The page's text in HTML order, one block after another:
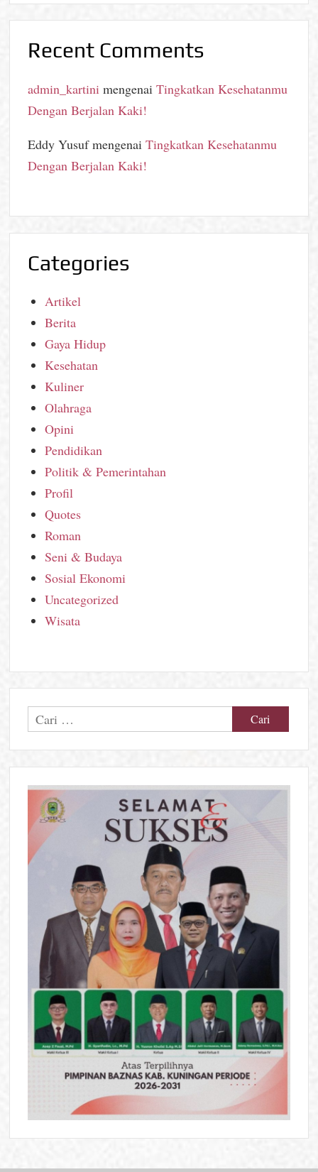
Recent Comments
admin_kartini mengenaiTingkatkan Kesehatanmu
Dengan Berjalan Kaki!
Eddy YusufmengenaiTingkatkan Kesehatanmu
Dengan Berjalan Kaki!
Categories
Artikel
Berita
Gaya Hidup
Kesehatan
Kuliner
Olahraga
Opini
Pendidikan
Politik & Pemerintahan
Profil
Quotes
Roman
Seni & Budaya
Sosial Ekonomi
Uncategorized
Wisata
Cari
untuk: